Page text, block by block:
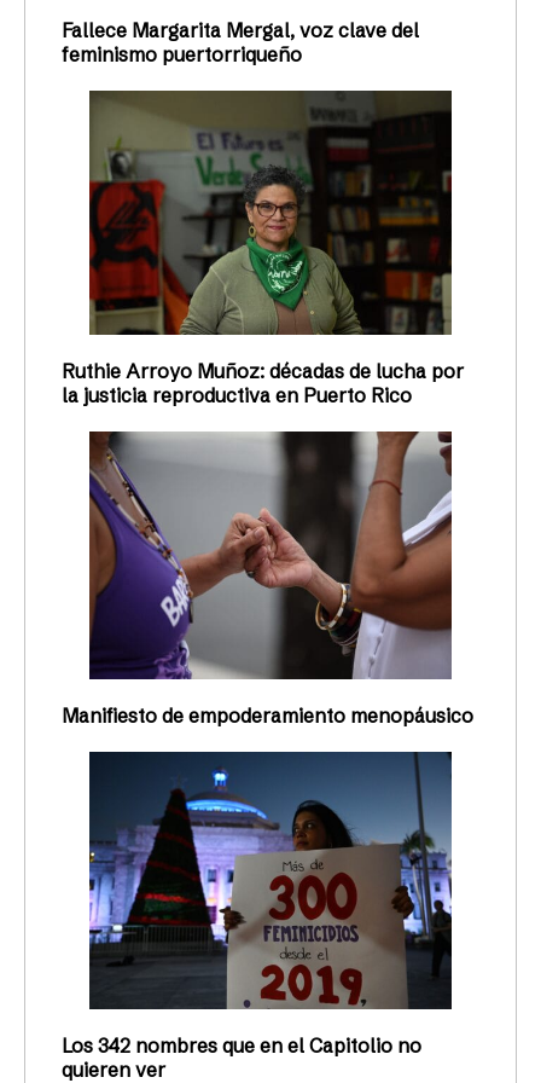
Fallece Margarita Mergal, voz clave del
feminismo puertorriqueño
Ruthie Arroyo Muñoz: décadas de lucha por
la justicia reproductiva en Puerto Rico
Manifiesto de empoderamiento menopáusico
Los 342 nombres que en el Capitolio no
quieren ver